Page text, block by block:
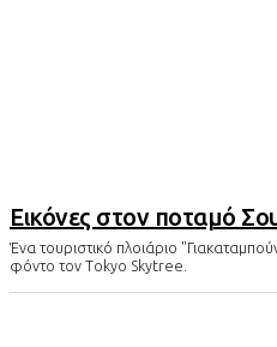
Εικόνες στον ποταμό
Ένα τουριστικό πλοιάριο
φόντο τον Τokyo Skytree.